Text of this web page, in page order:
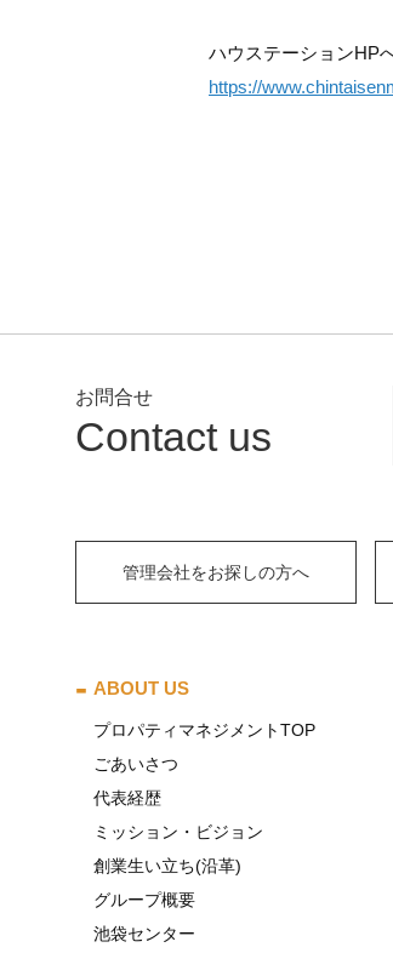
ハウステーションHP
https://
お問合せ
Contact us
管理会社をお探しの方へ
ABOUT US
プロパティマネジメントTOP
ごあいさつ
代表経歴
ミッション・ビジョン
創業生い立ち(沿革)
グループ概要
池袋センター